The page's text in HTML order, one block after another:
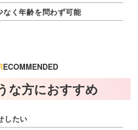
なく年齢を問わず可能
ECOMMENDED
な方におすすめ
したい